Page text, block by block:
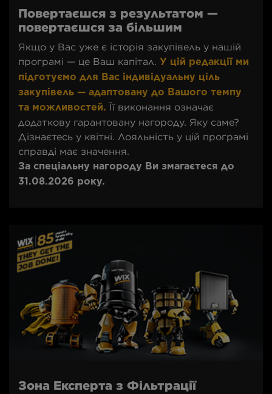
Повертаєшся з результатом —
повертаєшся за більшим
Якщо у Вас уже є історія закупівель у нашій
програмі — це Ваш капітал. У цій редакції ми
підготуємо для Вас індивідуальну ціль
закупівель — адаптовану до Вашого темпу
та можливостей. Її виконання означає
додаткову гарантовану нагороду. Яку саме?
Дізнаєтесь у квітні. Лояльність у цій програмі
справді має значення.
За спеціальну нагороду Ви змагаєтеся до
31.08.2026 року.
Зона Експерта з Фільтрації